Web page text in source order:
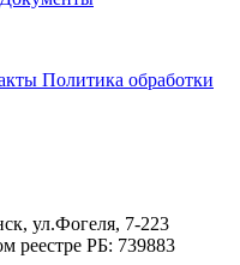
Политика обработки
ул.Фогеля, 7-223
реестре РБ: 739883